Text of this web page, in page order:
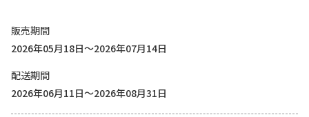
販売期間
2026年05月18日～2026年07月14日
配送期間
2026年06月11日～2026年08月31日